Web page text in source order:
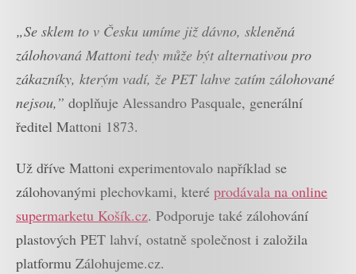
„Se sklem to v Česku umíme již dávno, skleněná
zálohovaná Mattoni tedy může být alternativou pro
zákazníky, kterým vadí, že PET lahve zatím zálohované
nejsou,” doplňuje Alessandro Pasquale, generální
ředitel Mattoni 1873.
Už dříve Mattoni experimentovalo například se
zálohovanými plechovkami, které prodávala na online
supermarketu Košík.cz. Podporuje také zálohování
plastových PET lahví, ostatně společnost i založila
platformu Zálohujeme.cz.